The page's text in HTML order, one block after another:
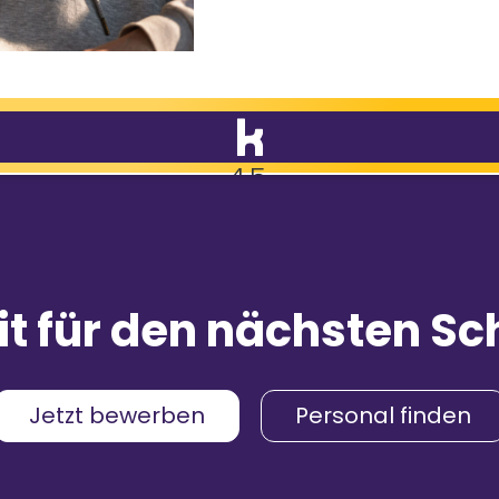
4,5
Gehalt
4,2
4,3
4,2
für den nächsten
Jetzt bewerben Personal finden